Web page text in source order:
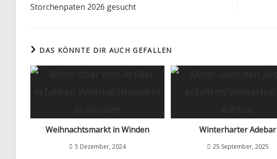
ansehen
Storchenpaten 2026 gesucht
DAS KÖNNTE DIR AUCH GEFALLEN
Weihnachtsmarkt in Winden
5 Dezember, 2024
Winterharter Adebar
25 September, 2025